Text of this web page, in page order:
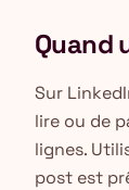
Quand
Sur
lire ou de
lignes.
post est